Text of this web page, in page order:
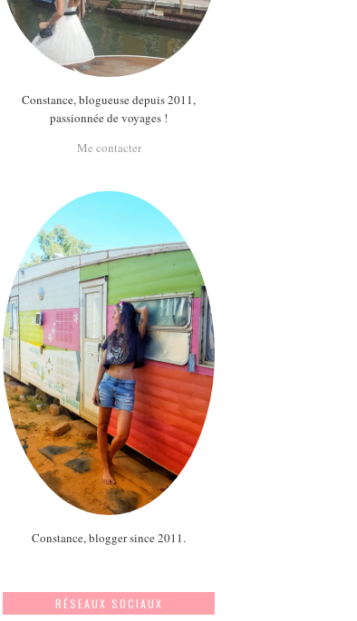
Constance, blogueuse depuis 2011,
passionnée de voyages !
Me contacter
Constance, blogger since 2011.
RÉSEAUX SOCIAUX